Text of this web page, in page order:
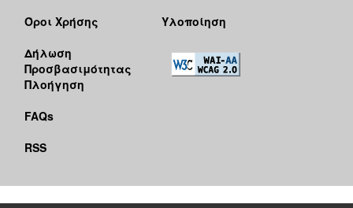
Όροι Χρήσης
Δήλωση
Προσβασιμότητας
Πλοήγηση
FAQs
RSS
Υλοποίηση